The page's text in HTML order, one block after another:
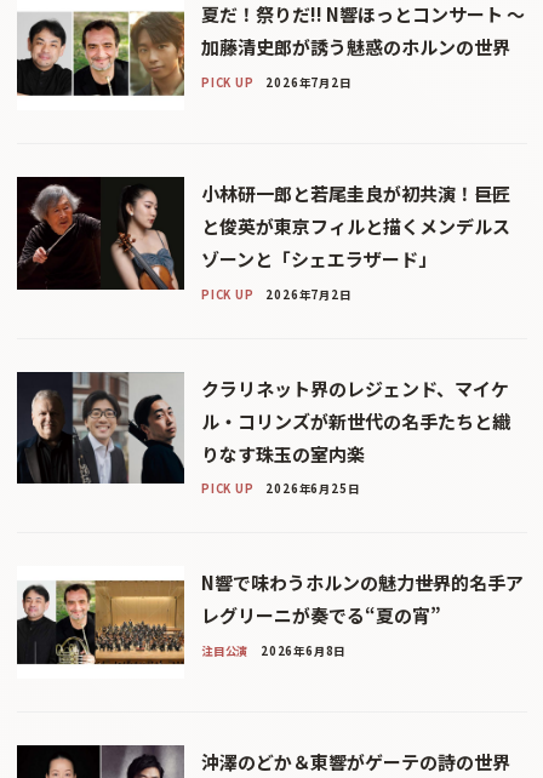
夏だ！祭りだ!! N響ほっとコンサート 〜
加藤清史郎が誘う魅惑のホルンの世界
PICK UP 2026年7月2日
小林研一郎と若尾圭良が初共演！――巨匠
と俊英が東京フィルと描くメンデルス
ゾーンと「シェエラザード」
PICK UP 2026年7月2日
クラリネット界のレジェンド、マイケ
ル・コリンズが新世代の名手たちと織
りなす珠玉の室内楽
PICK UP 2026年6月25日
N響で味わうホルンの魅力――世界的名手ア
レグリーニが奏でる“夏の宵”
注目公演 2026年6月8日
沖澤のどか＆東響がゲーテの詩の世界